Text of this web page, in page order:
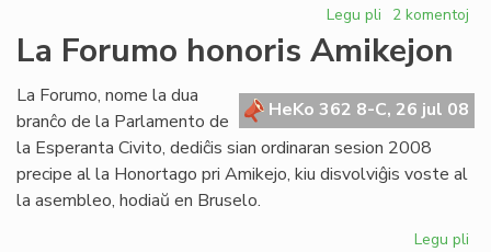
Legu pli pri
Premio
Deguĉi:
protesto
2 komentoj
La Forumo honoris Amikejon
HeKo 362 8-C, 26 jul 08
La Forumo, nome la dua
branĉo de la Parlamento de
la Esperanta Civito, dediĉis sian ordinaran sesion 2008
precipe al la Honortago pri Amikejo, kiu disvolviĝis voste al
la asembleo, hodiaŭ en Bruselo.
Legu pli